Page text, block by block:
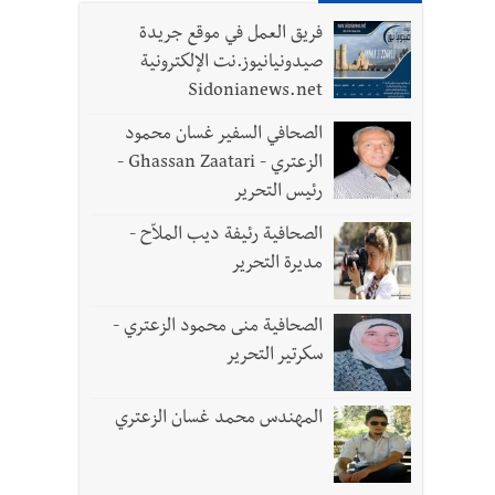
ورد 4 قوانين وزيادات الغلاء| الرئيس عون شدد على تفهم ترامب واردوغان لوضع لبنان وكشف عن
تضرب المسار التفاوضي واتفاق مكة على طاولة الإقليم؟ | استهداف الجيش اللبناني
فريق العمل في موقع جريدة
صيدونيانيوز.نت الإلكترونية
Sidonianews.net
الصحافي السفير غسان محمود
الزعتري - Ghassan Zaatari -
رئيس التحرير
الصحافية رئيفة ديب الملاّح -
مديرة التحرير
الصحافية منى محمود الزعتري -
سكرتير التحرير
المهندس محمد غسان الزعتري